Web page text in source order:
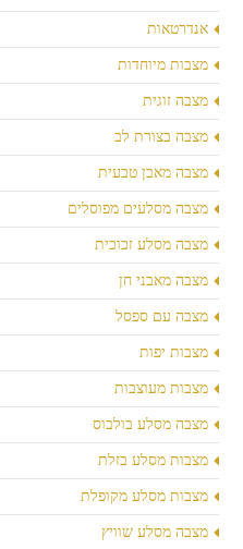
אנדרטאות
מצבות מיוחדות
מצבה זוגית
מצבה בצורת לב
מצבה מאבן טבעית
מצבה מסלעים מפוסלים
מצבה מסלע זכוכית
מצבה מאבני חן
מצבה עם ספסל
מצבות יפות
מצבות מעוצבות
מצבה מסלע בולבוס
מצבות מסלע בזלת
מצבות מסלע מקופלת
מצבה מסלע שוויץ